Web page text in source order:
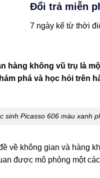
Đổi trả miễn
7 ngày kể từ thời
hàng không vũ trụ là
phá và học hỏi trên
sinh Picasso 606 màu xanh
về không gian và hàng
được mô phỏng một